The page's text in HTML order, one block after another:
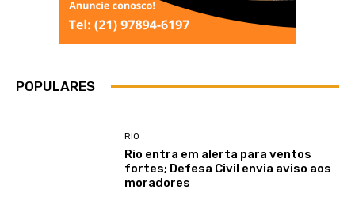
POPULARES
RIO
Rio entra em alerta para ventos
fortes; Defesa Civil envia aviso aos
moradores